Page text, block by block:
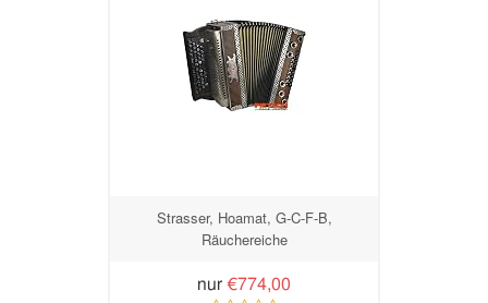
Strasser, Hoamat, G-C-F-B,
Räuchereiche
nur €774,00